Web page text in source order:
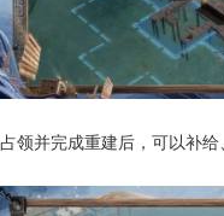
占领并完成重建后，可以补给